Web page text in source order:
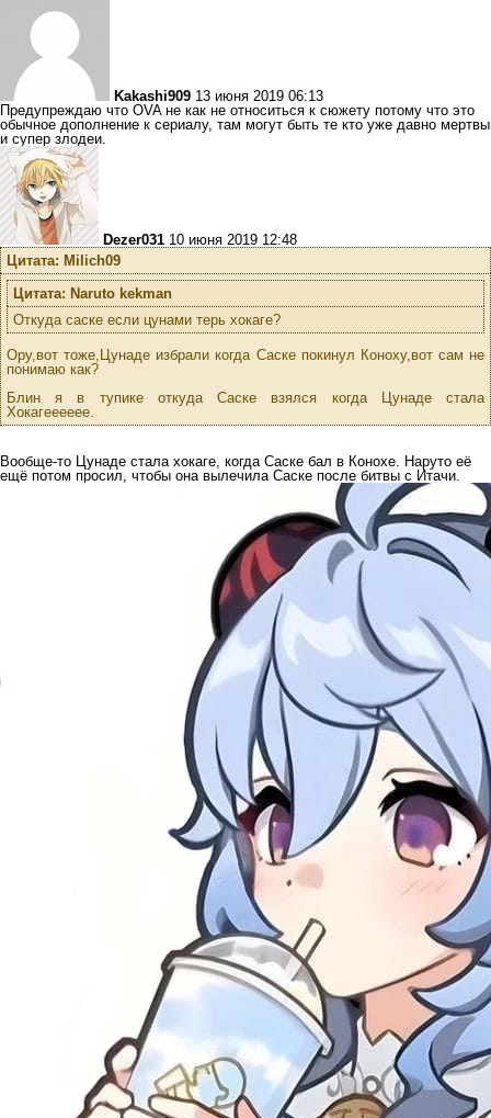
Kakashi909 13 июня 2019 06:13
Предупреждаю что OVA не как не относиться к сюжету потому что это
обычное дополнение к сериалу, там могут быть те кто уже давно мертвы
и супер злодеи.
Dezer031 10 июня 2019 12:48
Цитата: Milich09
Цитата: Naruto kekman
Откуда саске если цунами терь хокаге?
Ору,вот тоже,Цунаде избрали когда Саске покинул Коноху,вот сам не
понимаю как?
Блин я в тупике откуда Саске взялся когда Цунаде стала
Хокагееееее.
Вообще-то Цунаде стала хокаге, когда Саске бал в Конохе. Наруто её
ещё потом просил, чтобы она вылечила Саске после битвы с Итачи.